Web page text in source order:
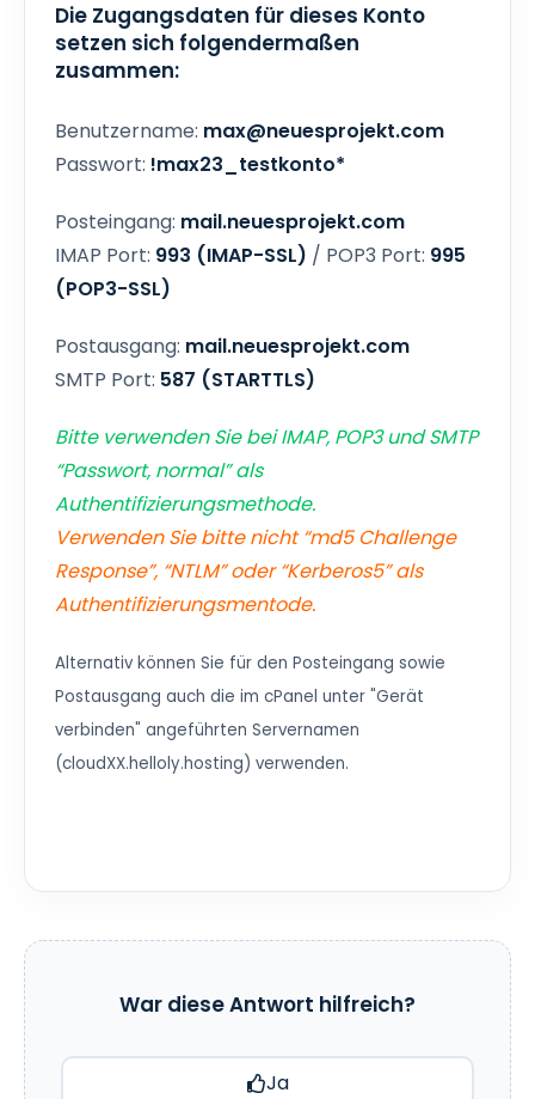
Die Zugangsdaten für dieses Konto
setzen sich folgendermaßen
zusammen:
Benutzername: max@neuesprojekt.com
Passwort: !max23_testkonto*
Posteingang: mail.neuesprojekt.com
IMAP Port: 993 (IMAP-SSL) / POP3 Port: 995
(POP3-SSL)
Postausgang: mail.neuesprojekt.com
SMTP Port: 587 (STARTTLS)
Bitte verwenden Sie bei IMAP, POP3 und SMTP
“Passwort, normal” als
Authentifizierungsmethode.
Verwenden Sie bitte nicht “md5 Challenge
Response”, “NTLM” oder “Kerberos5” als
Authentifizierungsmentode.
Alternativ können Sie für den Posteingang sowie
Postausgang auch die im cPanel unter "Gerät
verbinden" angeführten Servernamen
(cloudXX.helloly.hosting) verwenden.
War diese Antwort hilfreich?
Ja